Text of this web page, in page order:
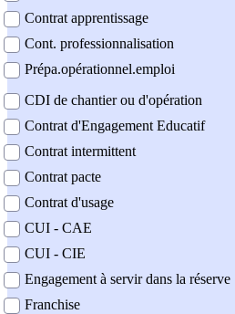
Contrat apprentissage
Cont. professionnalisation
Prépa.opérationnel.emploi
CDI de chantier ou d'opération
Contrat d'Engagement Educatif
Contrat intermittent
Contrat pacte
Contrat d'usage
CUI - CAE
CUI - CIE
Engagement à servir dans la réserve
Franchise